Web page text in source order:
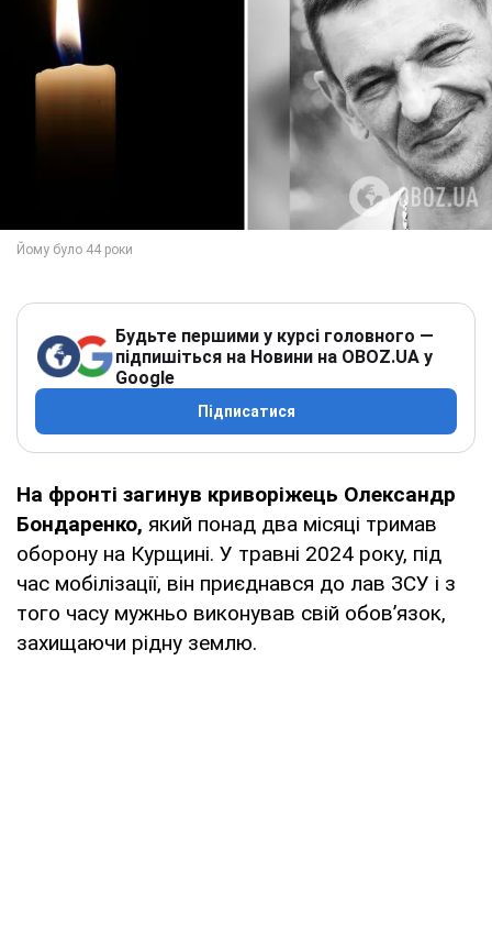
Будьте першими у курсі головного —
підпишіться на Новини на OBOZ.UA у
Google
Підписатися
На фронті загинув криворіжець Олександр
Бондаренко, який понад два місяці тримав
оборону на Курщині. У травні 2024 року, під
час мобілізації, він приєднався до лав ЗСУ і з
того часу мужньо виконував свій обов’язок,
захищаючи рідну землю.